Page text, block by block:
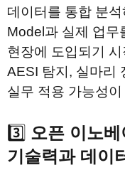
데이터를 통합 분
Model과 실제 업무
현장에 도입되기
AESI 탐지, 실마리
실무 적용 가능성
3️⃣ 오픈 이노
기술력과 데이